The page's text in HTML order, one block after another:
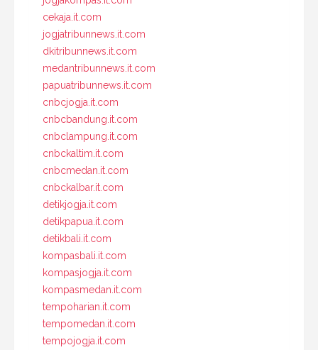
cekaja.it.com
jogjatribunnews.it.com
dkitribunnews.it.com
medantribunnews.it.com
papuatribunnews.it.com
cnbcjogja.it.com
cnbcbandung.it.com
cnbclampung.it.com
cnbckaltim.it.com
cnbcmedan.it.com
cnbckalbar.it.com
detikjogja.it.com
detikpapua.it.com
detikbali.it.com
kompasbali.it.com
kompasjogja.it.com
kompasmedan.it.com
tempoharian.it.com
tempomedan.it.com
tempojogja.it.com